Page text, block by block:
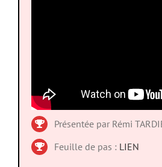
Présentée par Rémi
Feuille de pas : LIEN